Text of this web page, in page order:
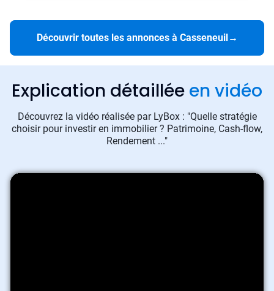
Découvrir toutes les annonces à Casseneuil→
Explication détaillée en vidéo
Découvrez la vidéo réalisée par LyBox : "Quelle stratégie
choisir pour investir en immobilier ? Patrimoine, Cash-flow,
Rendement ..."